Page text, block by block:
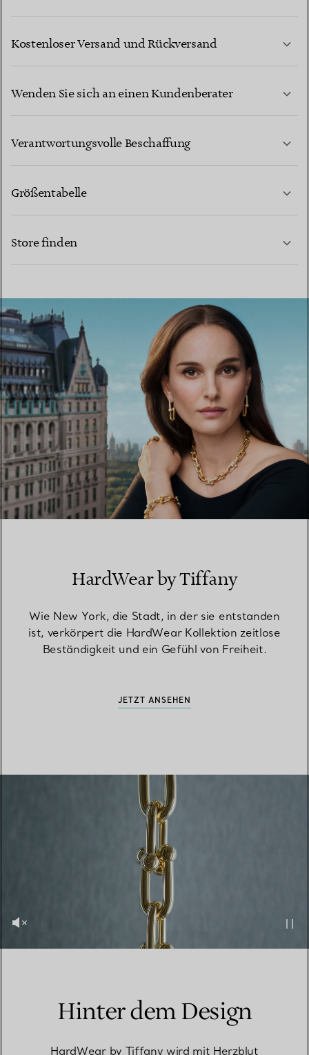
Kostenloser Versand und Rückversand
Wenden Sie sich an einen Kundenberater
Verantwortungsvolle Beschaffung
Größentabelle
Store finden
EINEN STORE IN IHRER NÄHE FINDEN
HardWear by Tiffany
Wie New York, die Stadt, in der sie entstanden
ist, verkörpert die HardWear Kollektion zeitlose
Beständigkeit und ein Gefühl von Freiheit.
JETZT ANSEHEN
Hinter dem Design
HardWear by Tiffany wird mit Herzblut